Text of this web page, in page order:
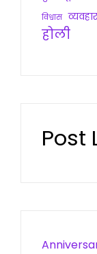
विश्वास व्यवहार
होली
Post